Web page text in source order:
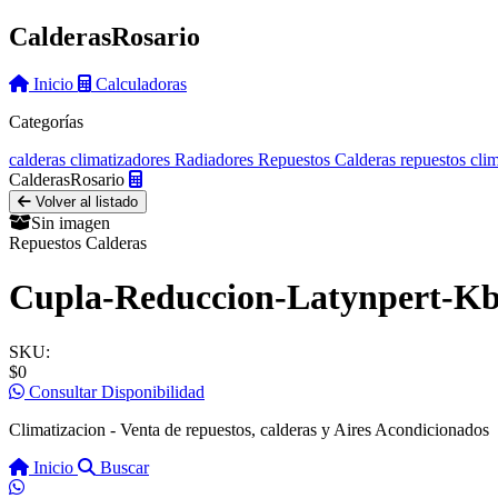
CalderasRosario
Inicio
Calculadoras
Categorías
calderas climatizadores Radiadores Repuestos Calderas repuestos
CalderasRosario
Volver al listado
Sin imagen
Repuestos Calderas
Cupla-Reduccion-Latynpert-
SKU:
$0
Consultar Disponibilidad
Climatizacion - Venta de repuestos, calderas y Aires Acondicionados
Inicio
Buscar